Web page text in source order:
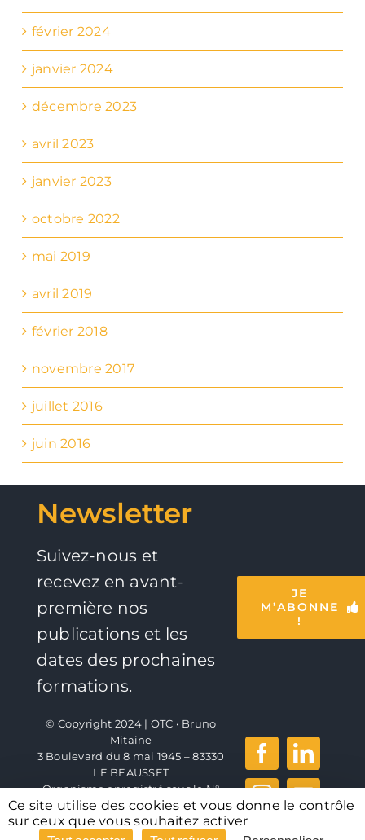
Ce site utilise des cookies et vous donne le contrôle
sur ceux que vous souhaitez activer
février 2024
janvier 2024
décembre 2023
avril 2023
janvier 2023
octobre 2022
mai 2019
avril 2019
février 2018
novembre 2017
juillet 2016
juin 2016
Newsletter
Suivez-nous et
recevez en avant-
première nos
publications et les
dates des prochaines
formations.
JE
M’ABONNE
!
© Copyright 2024 | OTC • Bruno
Mitaine
3 Boulevard du 8 mai 1945 – 83330
LE BEAUSSET
Organisme enregistré sous le N°
93.83.05008.83
Mentions légales|Politique de